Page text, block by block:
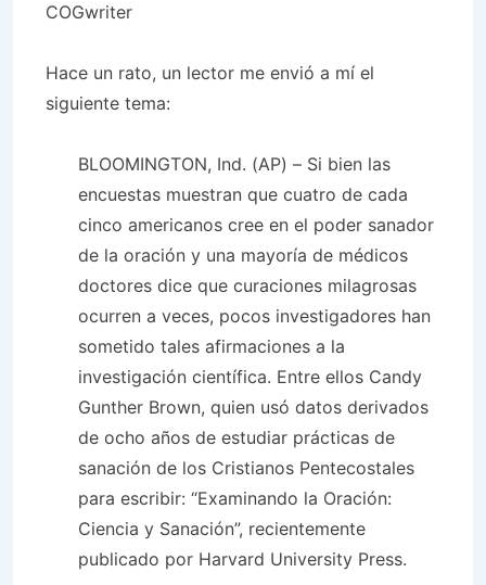
COGwriter
Hace un rato, un lector me envió a mí el
siguiente tema:
BLOOMINGTON, Ind. (AP) – Si bien las
encuestas muestran que cuatro de cada
cinco americanos cree en el poder sanador
de la oración y una mayoría de médicos
doctores dice que curaciones milagrosas
ocurren a veces, pocos investigadores han
sometido tales afirmaciones a la
investigación científica. Entre ellos Candy
Gunther Brown, quien usó datos derivados
de ocho años de estudiar prácticas de
sanación de los Cristianos Pentecostales
para escribir: “Examinando la Oración:
Ciencia y Sanación”, recientemente
publicado por Harvard University Press.